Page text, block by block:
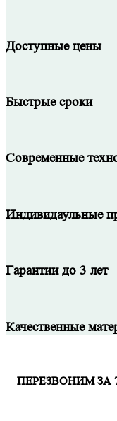
Доступные цены
Быстрые сроки
Современные
Индивидаульные
Гарантии до 3 лет
Качественные
ПЕРЕЗВОНИМ